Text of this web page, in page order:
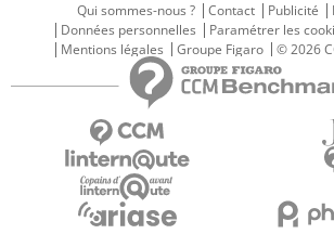
Qui sommes-nous ?
Contact Publicité
Données personnelles
Paramétrer les
Mentions légales
Groupe Figaro © 2026